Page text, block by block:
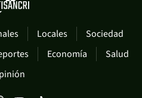
Locales
Sociedad
Economía
Salud